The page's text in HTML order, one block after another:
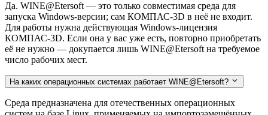
Да. WINE@Etersoft — это только совместимая среда для
запуска Windows-версии; сам КОМПАС-3D в неё не входит.
Для работы нужна действующая Windows-лицензия
КОМПАС-3D. Если она у вас уже есть, повторно приобретать
её не нужно — докупается лишь WINE@Etersoft на требуемое
число рабочих мест.
На каких операционных системах работает WINE@Etersoft?
Среда предназначена для отечественных операционных